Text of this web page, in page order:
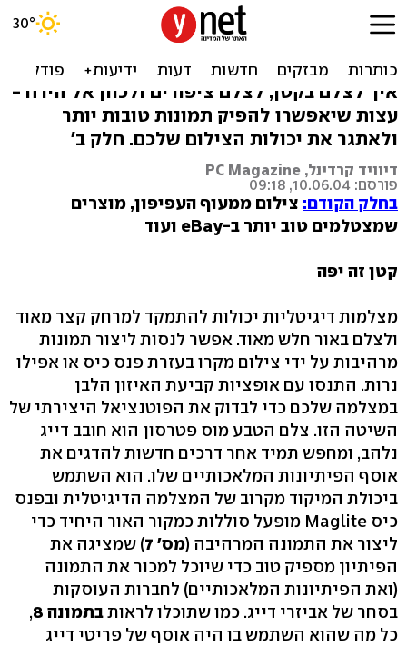
עוד טיפים לצילום דיגיטלי
איך לצלם בקטן, לצלם ציפורים ולכוון אל הירח -
עצות שיאפשרו להפיק תמונות טובות יותר
ולאתגר את יכולות הצילום שלכם. חלק ב'
דיוויד קרדינל, PC Magazine
פורסם: 10.06.04, 09:18
בחלק הקודם: צילום ממעוף העפיפון, מוצרים
שמצטלמים טוב יותר ב-eBay ועוד
קטן זה יפה
מצלמות דיגיטליות יכולות להתמקד למרחק קצר מאוד
ולצלם באור חלש מאוד. אפשר לנסות ליצור תמונות
מרהיבות על ידי צילום מקרו בעזרת פנס כיס או אפילו
נרות. התנסו עם אופציות קביעת האיזון הלבן
במצלמה שלכם כדי לבדוק את הפוטנציאל היצירתי של
השיטה הזו. צלם הטבע מוס פטרסון הוא חובב דייג
נלהב, ומחפש תמיד אחר דרכים חדשות להדגים את
אוסף הפיתיונות המלאכותיים שלו. הוא השתמש
ביכולת המיקוד מקרוב של המצלמה הדיגיטלית ובפנס
כיס Maglite מופעל סוללות כמקור האור היחיד כדי
ליצור את התמונה המרהיבה (מס' 7
) שמציגה את
הפיתיון מספיק טוב כדי שיוכל למכור את התמונה
(ואת הפיתיונות המלאכותיים) לחברות העוסקות
בסחר של אביזרי דייג. כמו שתוכלו לראותבתמונה 8
,
כל מה שהוא השתמש בו היה אוסף של פריטי דייג